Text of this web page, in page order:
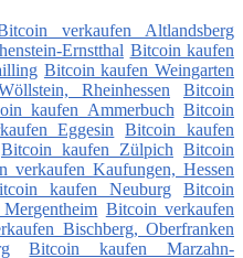
verkaufen Altlandsberg
Ernstthal Bitcoin kaufen
Bitcoin kaufen Weingarten
Rheinhessen
Bitcoin
kaufen Ammerbuch Bitcoin
Eggesin
Bitcoin kaufen
Bitcoin kaufen Zülpich Bitcoin
verkaufen Kaufungen, Hessen
kaufen Neuburg
Bitcoin
Bitcoin verkaufen
Bischberg, Oberfranken
Bitcoin kaufen Marzahn-